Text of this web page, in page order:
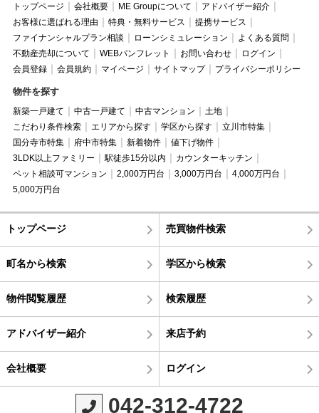
トップページ 会社概要 ME Groupについて
アドバイザー紹介
お客様に選ばれる理由
特典・無料サービス
提携サービス
ファイナンシャルプラン相談
ローンシミュレーション
よくある質問
不動産売却について
WEBパンフレット お問い合わせ
ログイン
会員登録
会員規約 マイページ サイトマップ プライバシーポリシー
物件を探す
新築一戸建て 中古一戸建て 中古マンション
土地
こだわり条件検索
エリアから探す 学区から探す
立川市特集
国分寺市特集
府中市特集 新着物件
値下げ物件
3LDK以上ファミリー
駅徒歩15分以内
カウンターキッチン
ペット相談可マンション
2,000万円台 3,000万円台
4,000万円台
5,000万円台
トップページ 売買物件検索
町名から検索 学区から検索
物件閲覧履歴 検索履歴
アドバイザー紹介 来店予約
会社概要 ログイン
042-312-4722